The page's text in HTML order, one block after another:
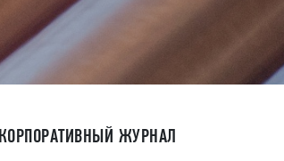
КОРПОРАТИВНЫЙ ЖУРНАЛ